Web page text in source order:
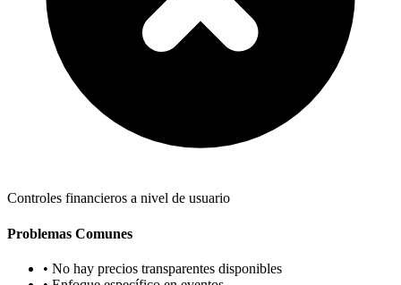
Controles financieros a nivel de usuario
Problemas Comunes
• No hay precios transparentes disponibles